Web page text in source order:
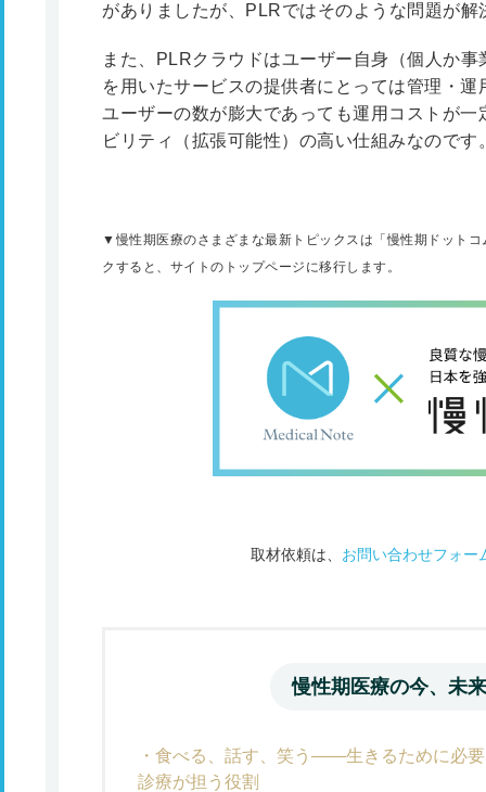
がありましたが、PLRではそのような問題が解
また、PLRクラウドはユーザー自身（個人か
を用いたサービスの提供者にとっては管理・
ユーザーの数が膨大であっても運用コストが
ビリティ（拡張可能性）の高い仕組みなのです
▼慢性期医療のさまざまな最新トピックスは「慢性期ドット
クすると、サイトのトップページに移行します。
取材依頼は、 お問い合わせフォー
慢性期医療の今、未来
食べる、話す、笑う――生きるために必
診療が担う役割